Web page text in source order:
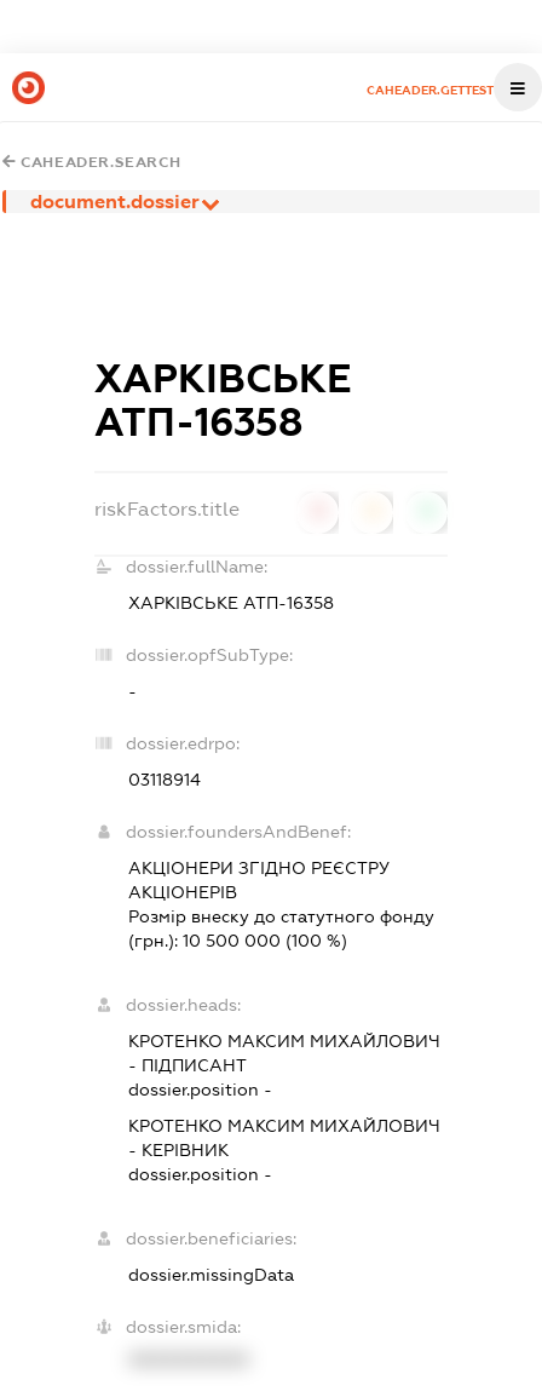
CAHEADER.GETTEST
CAHEADER.SEARCH
document.dossier
ХАРКІВСЬКЕ
АТП-16358
riskFactors.title
dossier.fullName:
ХАРКІВСЬКЕ АТП-16358
dossier.opfSubType:
-
dossier.edrpo:
03118914
dossier.foundersAndBenef:
АКЦІОНЕРИ ЗГІДНО РЕЄСТРУ
АКЦІОНЕРІВ
Розмір внеску до статутного фонду
(грн.): 10 500 000 (100 %)
dossier.heads:
КРОТЕНКО МАКСИМ МИХАЙЛОВИЧ
- ПІДПИСАНТ
dossier.position -
КРОТЕНКО МАКСИМ МИХАЙЛОВИЧ
- КЕРІВНИК
dossier.position -
dossier.beneficiaries:
dossier.missingData
dossier.smida: